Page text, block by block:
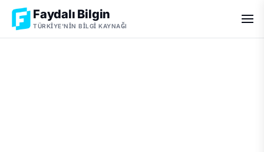
Faydalı Bilgin
TÜRKIYE'NIN BILGI KAYNAĞI